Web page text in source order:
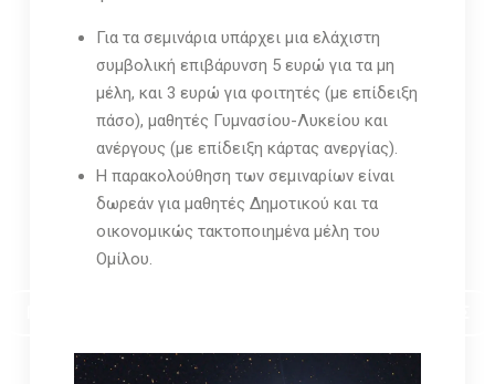
Για τα σεμινάρια υπάρχει μια ελάχιστη
συμβολική επιβάρυνση 5 ευρώ για τα μη
μέλη, και 3 ευρώ για φοιτητές (με επίδειξη
πάσο), μαθητές Γυμνασίου-Λυκείου και
ανέργους (με επίδειξη κάρτας ανεργίας).
Η παρακολούθηση των σεμιναρίων είναι
δωρεάν για μαθητές Δημοτικού και τα
οικονομικώς τακτοποιημένα μέλη του
Ομίλου.